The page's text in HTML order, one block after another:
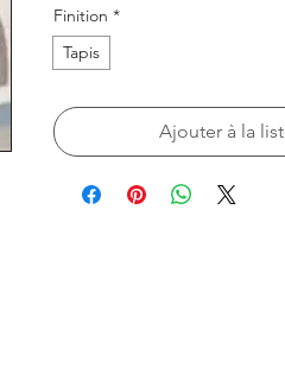
Finition *
Tapis
Ajouter à la